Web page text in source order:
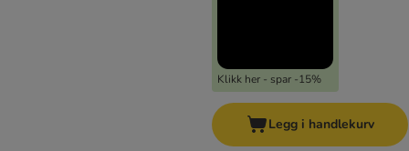
Klikk her - spar -15%
Legg i handlekurv